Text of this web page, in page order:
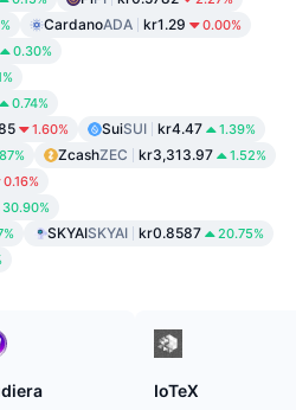
CardanoADA kr1.29 0.00%
0.30%
0.74%
1.60% SuiSUI kr4.47 1.39%
ZcashZEC kr3,313.97 1.52%
0.16%
30.90%
SKYAISKYAI kr0.8587 20.75%
IoTeX